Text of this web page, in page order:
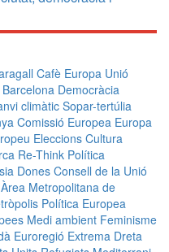
Cafè Europa Unió
Barcelona Democràcia
climàticSopar-tertúlia
Comissió Europea Europa
Eleccions Cultura
Re-Think Política
Dones Consell de la Unió
Metropolitana de
Política Europea
Medi ambient Feminisme
Euroregió Extrema Dreta